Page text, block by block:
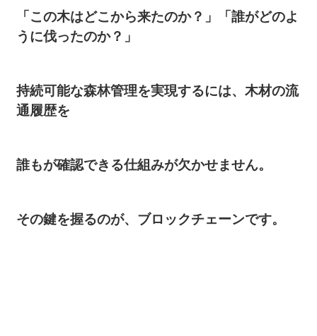
「この木はどこから来たのか？」「誰がどのよ
うに伐ったのか？」
持続可能な森林管理を実現するには、木材の流
通履歴を
誰もが確認できる仕組みが欠かせません。
その鍵を握るのが、ブロックチェーンです。